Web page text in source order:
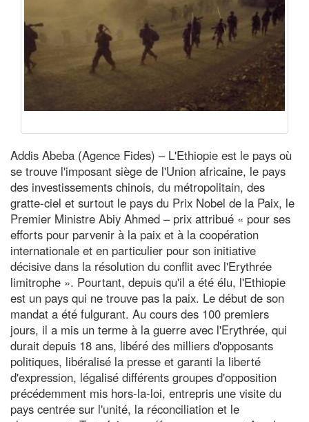
Addis Abeba (Agence Fides) – L'Ethiopie est le pays où
se trouve l'imposant siège de l'Union africaine, le pays
des investissements chinois, du métropolitain, des
gratte-ciel et surtout le pays du Prix Nobel de la Paix, le
Premier Ministre Abiy Ahmed – prix attribué « pour ses
efforts pour parvenir à la paix et à la coopération
internationale et en particulier pour son initiative
décisive dans la résolution du conflit avec l'Erythrée
limitrophe ». Pourtant, depuis qu'il a été élu, l'Ethiopie
est un pays qui ne trouve pas la paix. Le début de son
mandat a été fulgurant. Au cours des 100 premiers
jours, il a mis un terme à la guerre avec l'Erythrée, qui
durait depuis 18 ans, libéré des milliers d'opposants
politiques, libéralisé la presse et garanti la liberté
d'expression, légalisé différents groupes d'opposition
précédemment mis hors-la-loi, entrepris une visite du
pays centrée sur l'unité, la réconciliation et le